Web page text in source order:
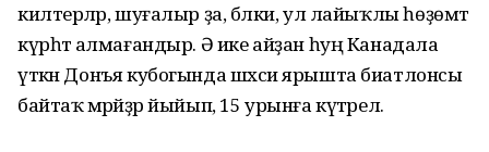
килтерәләр, шуғалыр ҙа, бәлки, ул лайыҡлы һөҙөмтә
күрһәтә алмағандыр. Ә ике айҙан һуң Канадала
үткән Донъя кубогында шәхси ярышта биатлонсы
байтаҡ мәрәйҙәр йыйып, 15 урынға күтәрелә.